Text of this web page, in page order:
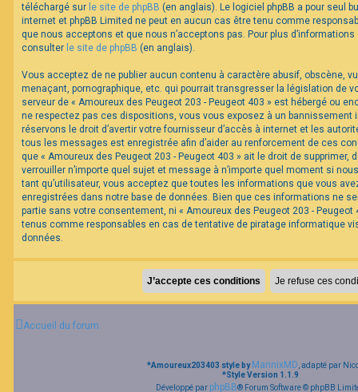
téléchargé sur le site de phpBB (en anglais). Le logiciel phpBB a pour seul
internet et phpBB Limited ne peut en aucun cas être tenu comme
que nous acceptons et que nous n’acceptons pas. Pour plus
consulter le site de phpBB (en anglais).
Vous acceptez de ne publier aucun contenu à caractère abusif, obscène,
menaçant, pornographique, etc. qui pourrait transgresser la législation de
serveur de « Amoureux des Peugeot 203 - Peugeot 403 » est hébergé ou
ne respectez pas ces dispositions, vous vous exposez à un
réservons le droit d’avertir votre fournisseur d’accès à internet et les
tous les messages est enregistrée afin d’aider au renforcement de ces
que « Amoureux des Peugeot 203 - Peugeot 403 » ait le droit de supprimer,
verrouiller n’importe quel sujet et message à n’importe quel moment si
tant qu’utilisateur, vous acceptez que toutes les informations que vous
enregistrées dans notre base de données. Bien que ces informations ne
partie sans votre consentement, ni « Amoureux des Peugeot 203 - Peugeot
tenus comme responsables en cas de tentative de piratage informatique
données.
Accueil du forum
*Amoureux203403 style byMannixMD , adapté par
*Style Version 1.1.9
Développé par phpBB® Forum Software © phpBB